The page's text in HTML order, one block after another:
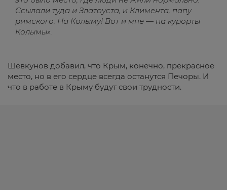
Ссылали туда и Златоуста, и Климента, папу
римского. На Колыму! Вот и мне — на курорты
Колымы».
Шевкунов добавил, что Крым, конечно, прекрасное
место, но в его сердце всегда останутся Печоры. И
что в работе в Крыму будут свои трудности.